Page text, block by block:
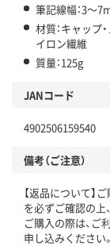
筆記線幅：3～
材質：キャップ
イロン繊維
質量：125g
JANコード
4902506159540
備考（ご注意）
【返品について】
を必ずご確認の上
ご購入の際は、ご
申し込みください。